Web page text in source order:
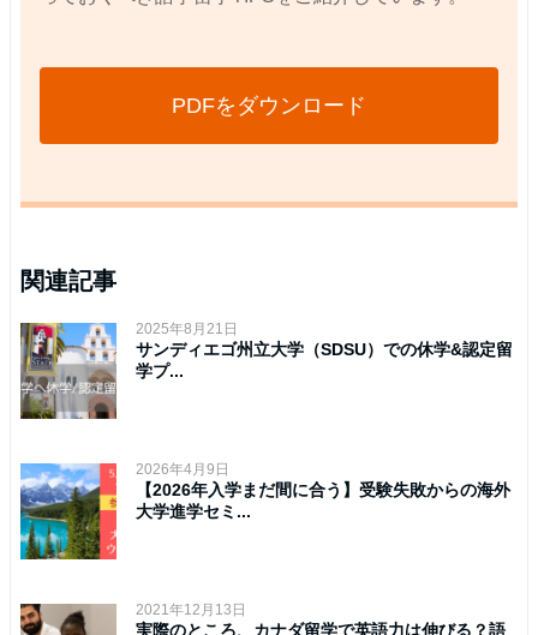
PDFをダウンロード
関連記事
2025年8月21日
サンディエゴ州立大学（SDSU）での休学&認定留
学プ...
2026年4月9日
【2026年入学まだ間に合う】受験失敗からの海外
大学進学セミ...
2021年12月13日
実際のところ、カナダ留学で英語力は伸びる？語